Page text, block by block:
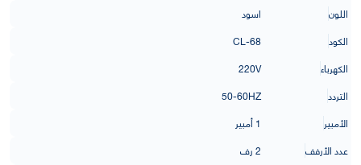
اللون
اسود
الكود
CL-68
الكهرباء
220V
التردد
50-60HZ
الأمبير
1 أمبير
عدد الأرفف
2 رف